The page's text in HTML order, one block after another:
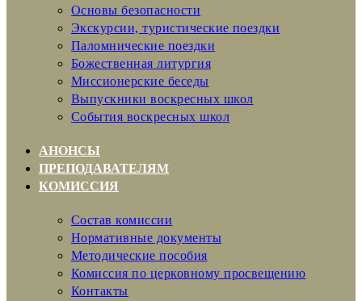
Основы безопасности
Экскурсии, туристические поездки
Паломнические поездки
Божественная литургия
Миссионерские беседы
Выпускники воскресных школ
События воскресных школ
АНОНСЫ
ПРЕПОДАВАТЕЛЯМ
КОМИССИЯ
Состав комиссии
Нормативные документы
Методические пособия
Комиссия по церковному просвещению
Контакты